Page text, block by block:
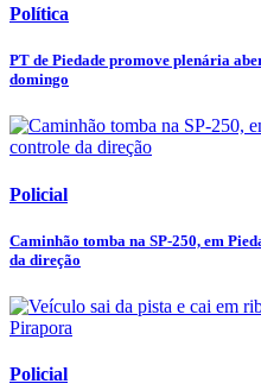
Política
PT de Piedade promove plenária
domingo
Policial
Caminhão tomba na SP-250, em
da direção
Policial